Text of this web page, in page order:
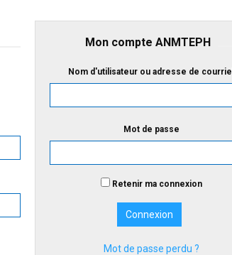
Mon compte ANMTEPH
Nom d'utilisateur ou adresse de courriel
Mot de passe
Retenir ma connexion
Mot de passe perdu ?